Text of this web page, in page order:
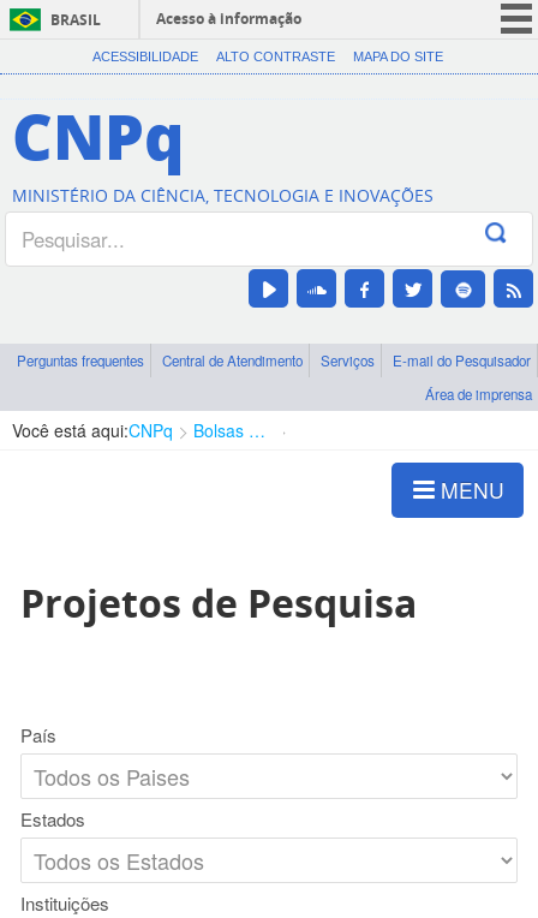
BRASIL
Acesso à informação
CORONAVÍRUS (COVID-19)
Canais
ACESSIBILIDADE ALTO CONTRASTE MAPA DO SITE
CNPq
MINISTÉRIO DA CIÊNCIA, TECNOLOGIA E INOVAÇÕES
Perguntas frequentes Central de Atendimento Serviços
E-mail do Pesquisador
Área de imprensa
Você está aqui:CNPq Bolsas e Auxílios Vigentes
MENU
Projetos de Pesquisa
País
Estados
Instituições